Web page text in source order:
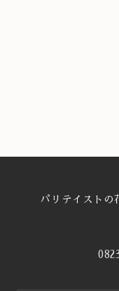
パリテイスト